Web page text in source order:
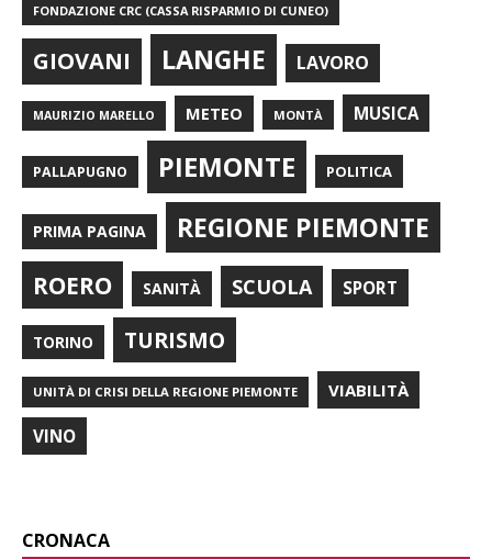
FONDAZIONE CRC (CASSA RISPARMIO DI CUNEO)
GIOVANI LANGHE LAVORO
MAURIZIO MARELLO METEO MONTÀ MUSICA
PALLAPUGNO PIEMONTE POLITICA
PRIMA PAGINA REGIONE PIEMONTE
ROERO SANITÀ SCUOLA SPORT
TORINO TURISMO
UNITÀ DI CRISI DELLA REGIONE PIEMONTE VIABILITÀ
VINO
CRONACA